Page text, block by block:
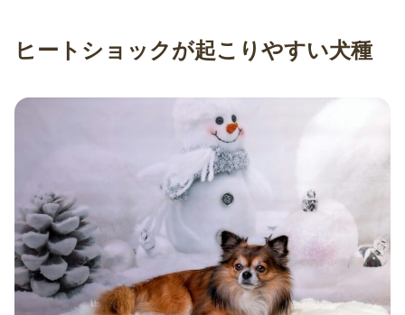
ヒートショックが起こりやすい犬種